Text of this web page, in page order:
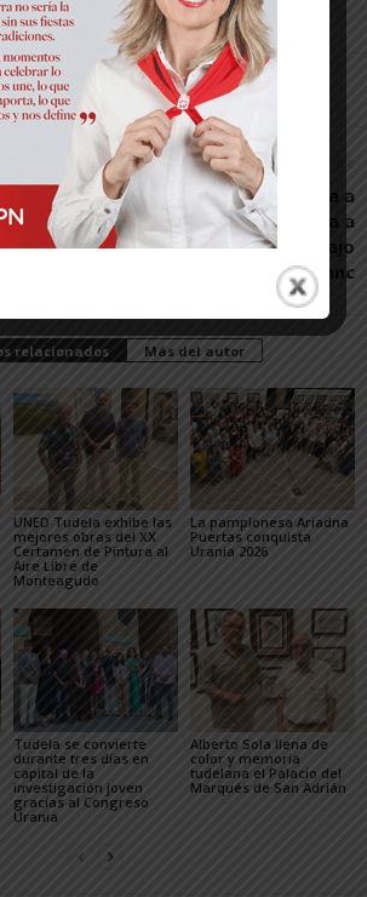
un
Artículo siguiente
El IES Valle del Ebro lleva a
sus alumnos de Física a
explorar la ciencia bajo
tierra en Canfranc
relacionados Más del autor
UNED Tudela exhibe las
mejores obras del XX
Certamen de Pintura al
Aire Libre de
Monteagudo
La pamplonesa Ariadna
Puertas conquista
Urania 2026
Tudela se convierte
durante tres días en
capital de la
investigación joven
gracias al Congreso
Urania
Alberto Sola llena de
color y memoria
tudelana el Palacio del
Marqués de San Adrián